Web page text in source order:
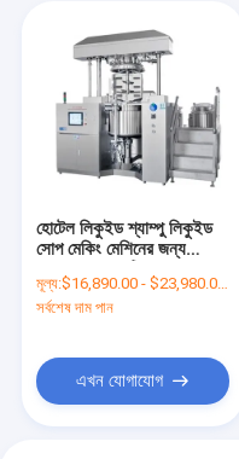
হোটেল লিকুইড শ্যাম্পু লিকুইড
সোপ মেকিং মেশিনের জন্য
ইমালসিফায়ার মিক্সার
মূল্য:$16,890.00 - $23,980.00/Sets
সর্বশেষ দাম পান
এখন যোগাযোগ